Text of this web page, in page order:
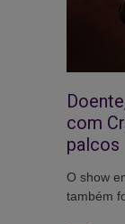
com
palcos
O show
também